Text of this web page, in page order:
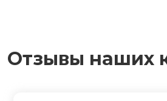
Отзывы наших